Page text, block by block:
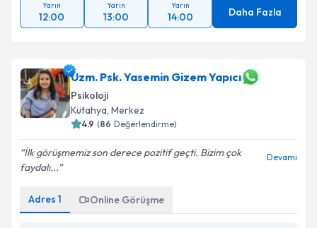
Yarın
12:00
Yarın
13:00
Yarın
14:00 Daha Fazla
Uzm. Psk. Yasemin Gizem Yapıcı
Psikoloji
Kütahya, Merkez
4.9 (86 Değerlendirme)
İlk görüşmemiz son derece pozitif geçti. Bizim çok
faydalı...
Devamı
Adres 1 Online Görüşme